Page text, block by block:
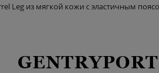
Leg из мягкой кожи с эластичным